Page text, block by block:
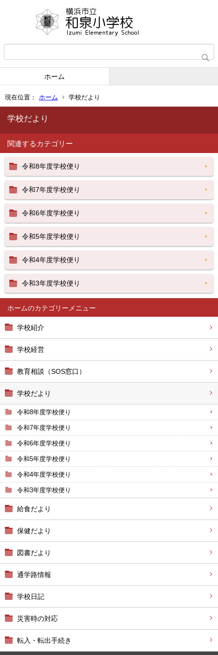
ホーム
現在位置： ホーム 学校だより
ホーム
学校紹介
学校経営
教育相談（SOS窓口）
学校だより
令和8年度学校便り
令和7年度学校便り
令和6年度学校便り
令和5年度学校便り
令和4年度学校便り
令和3年度学校便り
給食だより
保健だより
図書だより
通学路情報
学校日記
災害時の対応
転入・転出手続き
学校だより
関連するカテゴリー
令和8年度学校便り
令和7年度学校便り
令和6年度学校便り
令和5年度学校便り
令和4年度学校便り
令和3年度学校便り